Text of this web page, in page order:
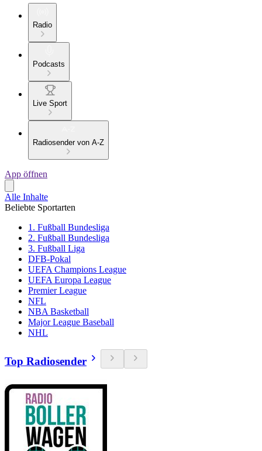
Radio
Podcasts
Live Sport
Radiosender von A-Z
App öffnen
Alle Inhalte
Beliebte Sportarten
1. Fußball Bundesliga
2. Fußball Bundesliga
3. Fußball Liga
DFB-Pokal
UEFA Champions League
UEFA Europa League
Premier League
NFL
NBA Basketball
Major League Baseball
NHL
Top Radiosender